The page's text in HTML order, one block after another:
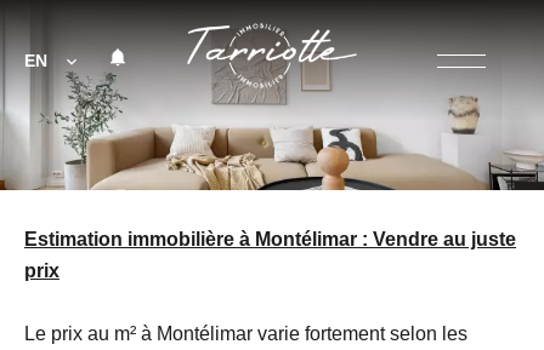
EN
Estimation immobilière à Montélimar : Vendre au juste
prix
Le prix au m² à Montélimar varie fortement selon les